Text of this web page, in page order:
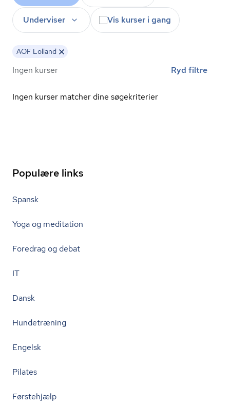
Underviser Vis kurser i gang
AOF Lolland
Ingen kurser Ryd filtre
Ingen kurser matcher dine søgekriterier
Populære links
Spansk
Yoga og meditation
Foredrag og debat
IT
Dansk
Hundetræning
Engelsk
Pilates
Førstehjælp